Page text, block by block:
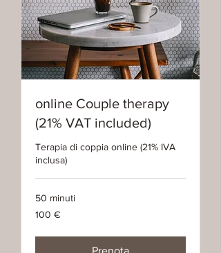
online Couple therapy
(21% VAT included)
Terapia di coppia online (21% IVA
inclusa)
50 minuti
100
euro
100 €
Prenota